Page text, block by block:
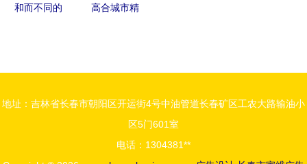
和而不同的
高合城市精
力
地址：吉林省长春市朝阳区开运街4号中油管道长春矿区工农大路输油小
区5门601室
电话：1304381**